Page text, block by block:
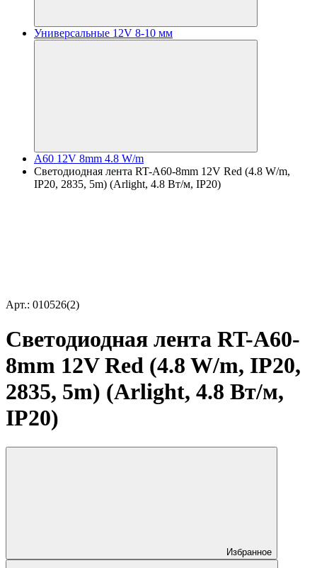
Универсальные 12V 8-10 мм
A60 12V 8mm 4.8 W/m
Светодиодная лента RT-A60-8mm 12V Red (4.8 W/m,
IP20, 2835, 5m) (Arlight, 4.8 Вт/м, IP20)
Арт.: 010526(2)
Светодиодная лента RT-A60-
8mm 12V Red (4.8 W/m, IP20,
2835, 5m) (Arlight, 4.8 Вт/м,
IP20)
Избранное